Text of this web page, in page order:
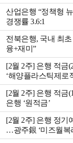
산업은행 “정책형
경쟁률 3.6:1
전북은행, 국내 최
융+재미”
[2월 2주] 은행 적금
‘해양플라스틱제로
[2월 2주] 은행 적금
은행 ‘원적금’
[2월 2주] 은행 정기
…광주銀 ‘미즈월복